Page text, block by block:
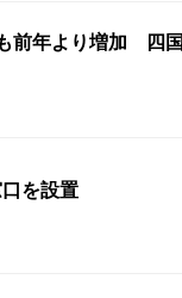
前年より増加 四
を設置